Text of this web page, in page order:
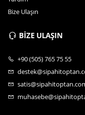
Bize Ulaşın
BİZE ULAŞIN
+90 (505) 765 75 55